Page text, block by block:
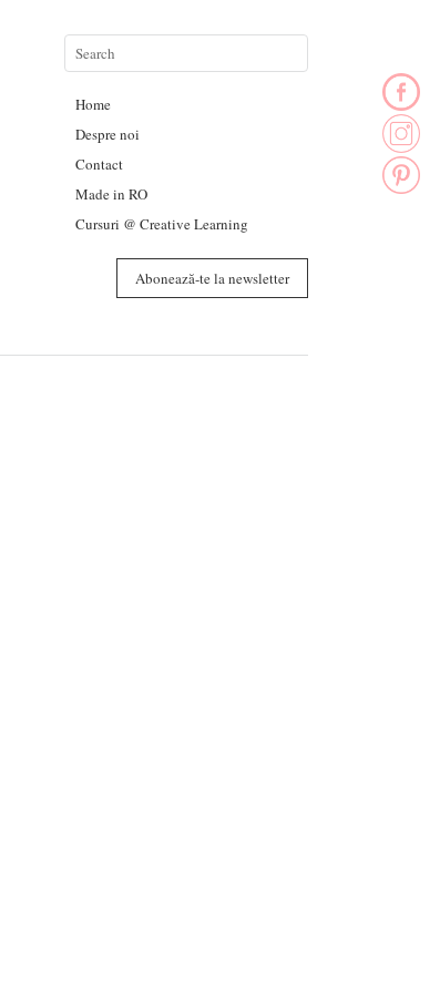
Home
Despre noi
Contact
Made in RO
Cursuri @ Creative Learning
Abonează-te la newsletter